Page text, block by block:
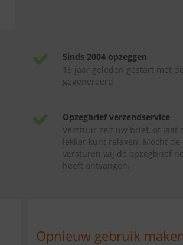
Sinds 2004 opzeggen
15 jaar geleden gestart met
gegenereerd
Opzegbrief verzendservice
Verstuur zelf uw brief, of laat
lekker kunt relaxen. Mocht
versturen wij de opzegbrief
heeft ontvangen.
Opnieuw gebruik